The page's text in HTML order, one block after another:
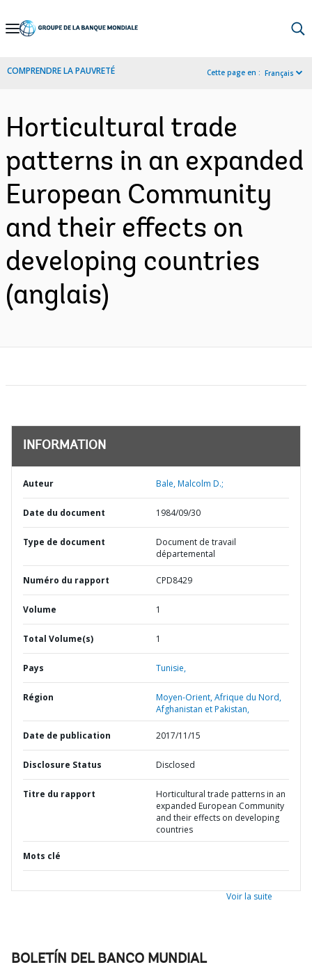
Skip
Navigation
COMPRENDRE LA PAUVRETÉ Cette page en : Français
Horticultural trade
patterns in an expanded
European Community
and their effects on
developing countries
(anglais)
INFORMATION
Auteur Bale, Malcolm D.;
Date du document 1984/09/30
Type de document
Document de travail
départemental
Numéro du rapport CPD8429
Volume 1
Total Volume(s) 1
Pays Tunisie,
Région
Moyen-Orient, Afrique du Nord,
Afghanistan et Pakistan,
Date de publication 2017/11/15
Disclosure Status Disclosed
Titre du rapport
Horticultural trade patterns in an
expanded European Community
and their effects on developing
countries
Mots clé
Voir la suite
BOLETÍN DEL BANCO MUNDIAL